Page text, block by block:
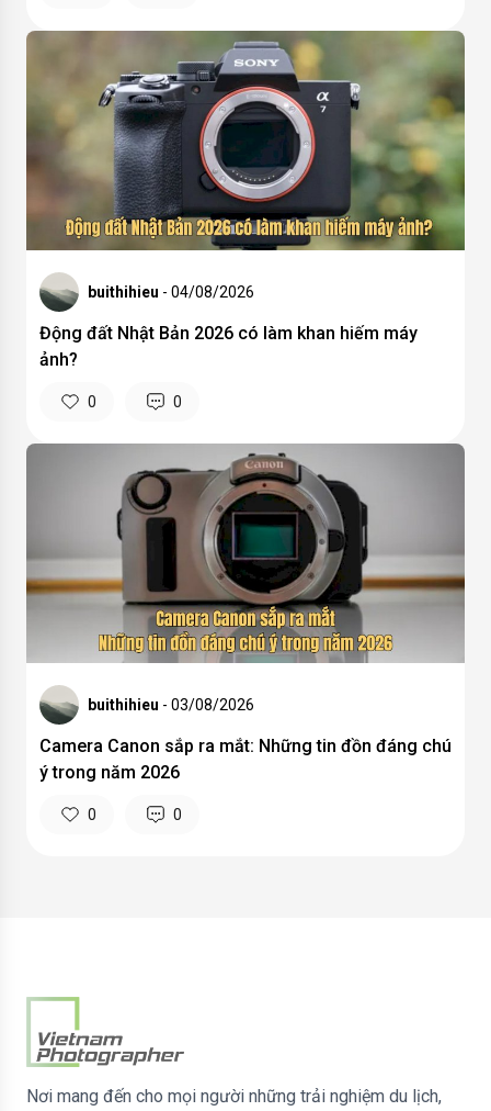
buithihieu - 04/08/2026
Động đất Nhật Bản 2026 có làm khan hiếm máy
ảnh?
0 0
buithihieu - 03/08/2026
Camera Canon sắp ra mắt: Những tin đồn đáng chú
ý trong năm 2026
0 0
Nơi mang đến cho mọi người những trải nghiệm du lịch,